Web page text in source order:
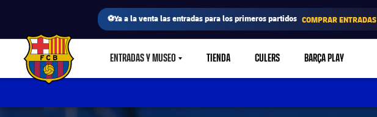
⚽Ya a la venta las entradas para los primeros partidos COMPRAR ENTRADAS
FC Barcelona club badge ENTRADAS Y MUSEOLABEL.SHARE.CARETDOWN
TIENDA CULERS BARÇA PLAY